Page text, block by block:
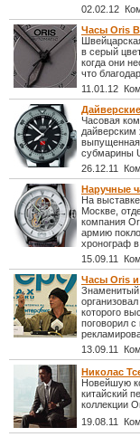
02.02.12
Часы Oris
в серый
когда они
что
11.01.12
Часовая
дайверским
выпущенная
субмарины
26.12.11
Наручные
На
Москве,
компания
армию
хронограф
15.09.11
Часы Oris
Знаменитый
которого
поговорил
13.09.11
Николас
Новейшую
китайский
коллекции
19.08.11